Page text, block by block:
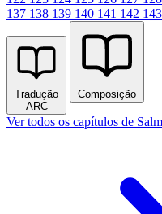
137 138 139 140 141 142 143
Tradução
ARC
Composição
Ver todos os capítulos de